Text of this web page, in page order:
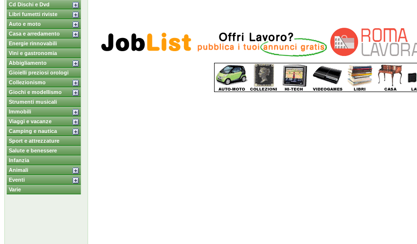
Cd Dischi e Dvd
Libri fumetti riviste
Auto e moto
Casa e arredamento
Energie rinnovabili
Vini e gastronomia
Abbigliamento
Gioielli preziosi orologi
Collezionismo
Giochi e modellismo
Strumenti musicali
Immobili
Viaggi e vacanze
Camping e nautica
Sport e attrezzature
Salute e benessere
Infanzia
Animali
Eventi
Varie